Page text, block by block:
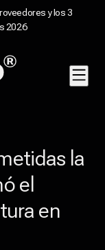
y los 3
2026
la
el
en